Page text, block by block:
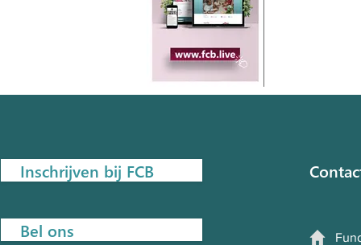
Inschrijven bij FCB
Bel ons